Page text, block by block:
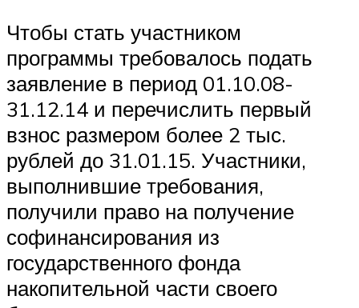
Чтобы стать участником
программы требовалось подать
заявление в период 01.10.08-
31.12.14 и перечислить первый
взнос размером более 2 тыс.
рублей до 31.01.15. Участники,
выполнившие требования,
получили право на получение
софинансирования из
государственного фонда
накопительной части своего